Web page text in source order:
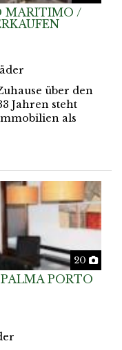
MARITIMO /
über den
Jahren steht
als
20 Fotos
PORTO